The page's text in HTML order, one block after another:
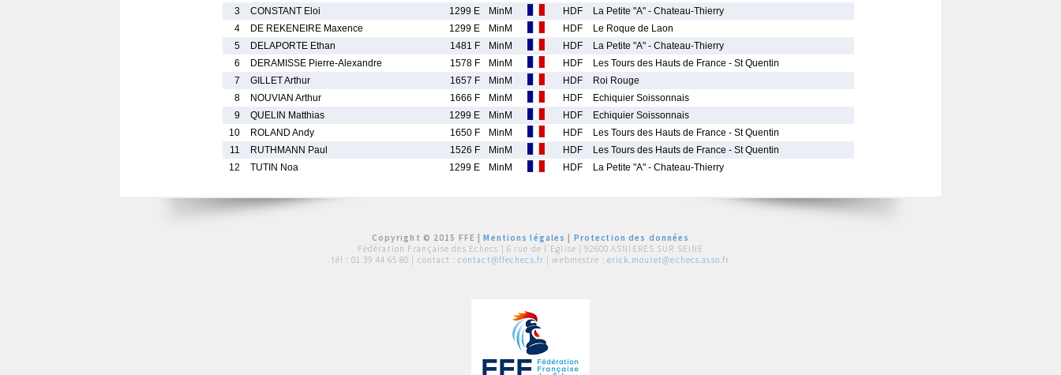
3
CONSTANT Eloi 1299 E MinM HDF
La Petite "A" - Chateau-Thierry
4
DE REKENEIRE Maxence 1299 E MinM HDF
Le Roque de Laon
5
DELAPORTE Ethan 1481 F MinM HDF
La Petite "A" - Chateau-Thierry
6
DERAMISSE Pierre-Alexandre 1578 F MinM HDF
Les Tours des Hauts de France - St Quentin
7
GILLET Arthur 1657 F MinM HDF
Roi Rouge
8
NOUVIAN Arthur 1666 F MinM HDF
Echiquier Soissonnais
9
QUELIN Matthias 1299 E MinM HDF
Echiquier Soissonnais
10
ROLAND Andy 1650 F MinM HDF
Les Tours des Hauts de France - St Quentin
11
RUTHMANN Paul 1526 F MinM HDF
Les Tours des Hauts de France - St Quentin
12
TUTIN Noa 1299 E MinM HDF La Petite "A" - Chateau-Thierry
Copyright © 2015 FFE |Mentions légales
Protection des données
Fédération Française des Echecs | 6 rue de l'Eglise | 92600 ASNIERES SUR SEINE
tél : 01 39 44 65 80 | contact : contact@ffechecs.fr | webmestre : erick.mouret@echecs.asso.fr